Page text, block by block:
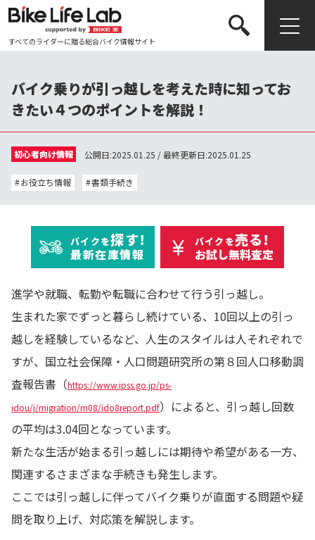
すべてのライダーに贈る総合バイク情報サイト
バイク乗りが引っ越しを考えた時に知ってお
きたい４つのポイントを解説！
初心者向け情報 公開日:2025.01.25 / 最終更新日:2025.01.25
お役立ち情報 書類手続き
バイクを探す!
最新在庫情報
バイクを売る!
お試し無料査定
進学や就職、転勤や転職に合わせて行う引っ越し。
生まれた家でずっと暮らし続けている、10回以上の引っ
越しを経験しているなど、人生のスタイルは人それぞれで
すが、国立社会保障・人口問題研究所の第８回人口移動調
査報告書（https://www.ipss.go.jp/ps-
idou/j/migration/m08/ido8report.pdf）によると、引っ越し回数
の平均は3.04回となっています。
新たな生活が始まる引っ越しには期待や希望がある一方、
関連するさまざまな手続きも発生します。
ここでは引っ越しに伴ってバイク乗りが直面する問題や疑
問を取り上げ、対応策を解説します。